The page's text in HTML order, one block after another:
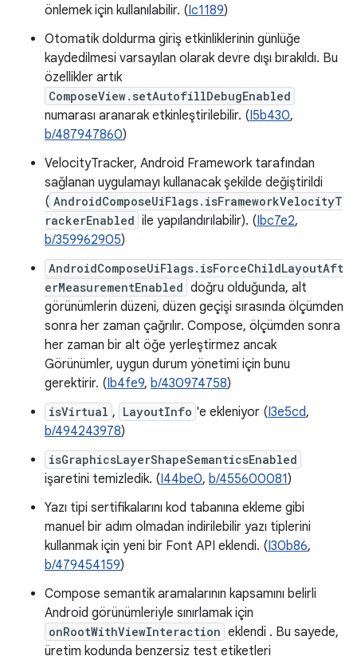
önlemek için kullanılabilir. (Ic1189)
Otomatik doldurma giriş etkinliklerinin günlüğe
kaydedilmesi varsayılan olarak devre dışı bırakıldı. Bu
özellikler artık
ComposeView.setAutofillDebugEnabled
numarası aranarak etkinleştirilebilir. (I5b430,
b/487947860)
VelocityTracker, Android Framework tarafından
sağlanan uygulamayı kullanacak şekilde değiştirildi
( AndroidComposeUiFlags.isFrameworkVelocityT
rackerEnabled ile yapılandırılabilir). (Ibc7e2,
b/359962905)
AndroidComposeUiFlags.isForceChildLayoutAft
erMeasurementEnabled doğru olduğunda, alt
görünümlerin düzeni, düzen geçişi sırasında ölçümden
sonra her zaman çağrılır. Compose, ölçümden sonra
her zaman bir alt öğe yerleştirmez ancak
Görünümler, uygun durum yönetimi için bunu
gerektirir. (Ib4fe9, b/430974758)
isVirtual , LayoutInfo 'e ekleniyor (I3e5cd,
b/494243978)
isGraphicsLayerShapeSemanticsEnabled
işaretini temizledik. (I44be0, b/455600081)
Yazı tipi sertifikalarını kod tabanına ekleme gibi
manuel bir adım olmadan indirilebilir yazı tiplerini
kullanmak için yeni bir Font API eklendi. (I30b86,
b/479454159)
Compose semantik aramalarının kapsamını belirli
Android görünümleriyle sınırlamak için
onRootWithViewInteraction eklendi . Bu sayede,
üretim kodunda benzersiz test etiketleri